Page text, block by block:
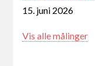
15. juni 2026
Vis alle målinger